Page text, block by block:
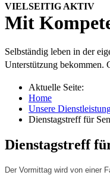
VIELSEITIG AKTIV
Mit
Selbständig leben in der
Unterstützung bekommen.
Aktuelle Seite:
Home
Unsere
Dienstagstreff für
Dienstagstreff
Der Vormittag wird von einer